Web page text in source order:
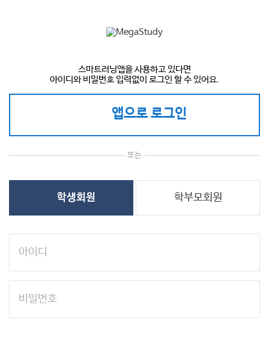
스마트러닝앱을 사용하고 있다면
아이디와 비밀번호 입력없이 로그인 할 수 있어요.
앱으로 로그인
또는
학생회원 학부모회원